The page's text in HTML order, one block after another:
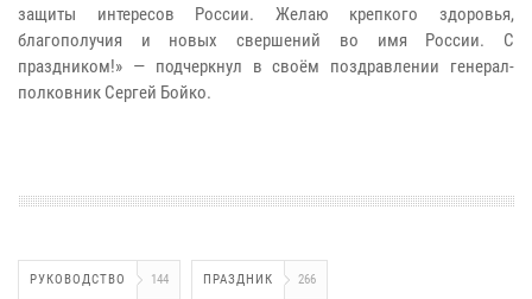
защиты интересов России. Желаю крепкого здоровья,
благополучия и новых свершений во имя России. С
праздником!» — подчеркнул в своём поздравлении генерал-
полковник Сергей Бойко.
РУКОВОДСТВО 144 ПРАЗДНИК 266